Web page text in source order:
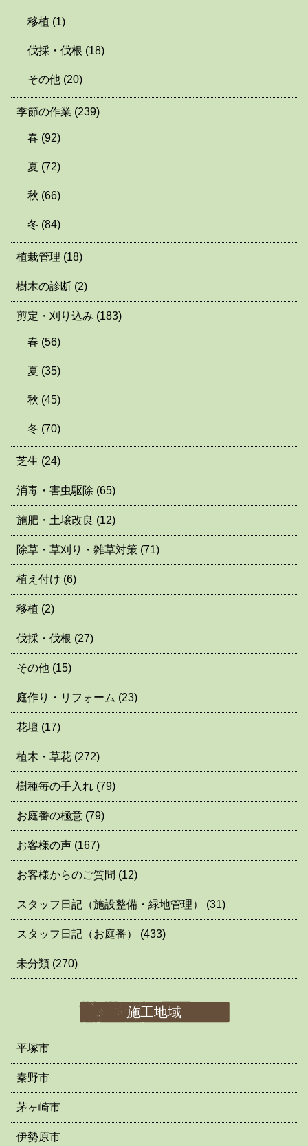
移植 (1)
伐採・伐根 (18)
その他 (20)
季節の作業 (239)
春 (92)
夏 (72)
秋 (66)
冬 (84)
植栽管理 (18)
樹木の診断 (2)
剪定・刈り込み (183)
春 (56)
夏 (35)
秋 (45)
冬 (70)
芝生 (24)
消毒・害虫駆除 (65)
施肥・土壌改良 (12)
除草・草刈り・雑草対策 (71)
植え付け (6)
移植 (2)
伐採・伐根 (27)
その他 (15)
庭作り・リフォーム (23)
花壇 (17)
植木・草花 (272)
樹種毎の手入れ (79)
お庭番の極意 (79)
お客様の声 (167)
お客様からのご質問 (12)
スタッフ日記（施設整備・緑地管理） (31)
スタッフ日記（お庭番） (433)
未分類 (270)
施工地域
平塚市
秦野市
茅ヶ崎市
伊勢原市